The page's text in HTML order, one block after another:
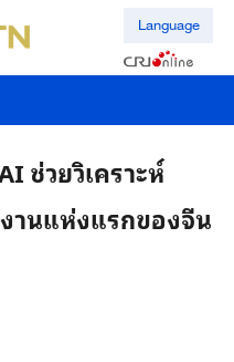
Language
ช่วยวิเคราะห์
านแห่งแรกของจีน